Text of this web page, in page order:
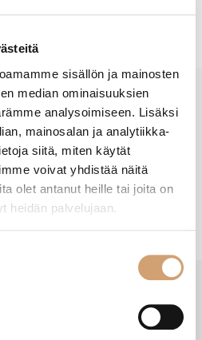
sisällön ja mainosten
median ominaisuuksien
analysoimiseen. Lisäksi
mainosalan ja analytiikka-
siitä, miten käytät
voivat yhdistää näitä
olet antanut heille tai joita on
heidän palvelujaan.
ole vielä arvosteluja -